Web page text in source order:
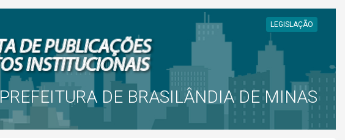
LEGISLAÇÃO
PREFEITURA DE BRASILÂNDIA DE MINAS